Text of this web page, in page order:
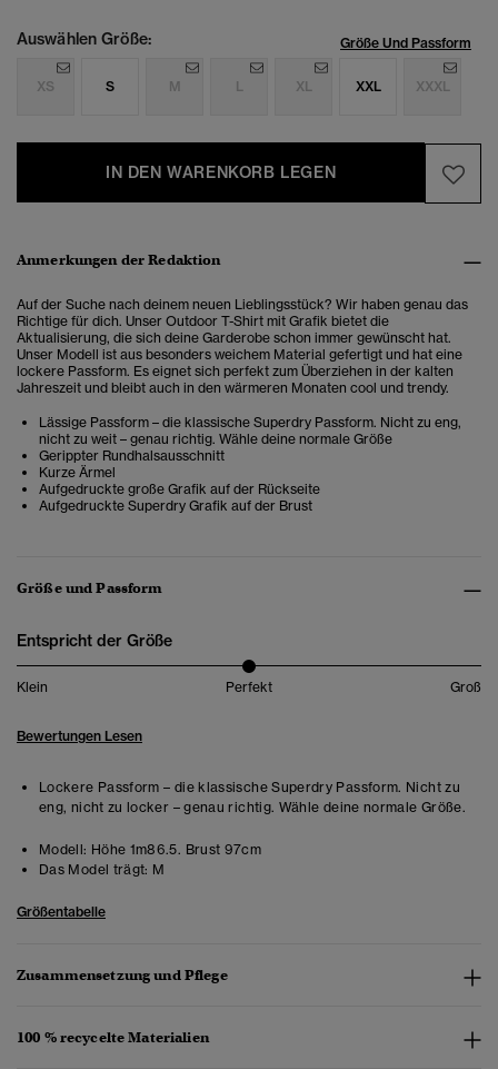
Auswählen Größe: Größe Und Passform
XS S M L XL XXL XXXL
IN DEN WARENKORB LEGEN
Anmerkungen der Redaktion
Auf der Suche nach deinem neuen Lieblingsstück? Wir haben genau das
Richtige für dich. Unser Outdoor T-Shirt mit Grafik bietet die
Aktualisierung, die sich deine Garderobe schon immer gewünscht hat.
Unser Modell ist aus besonders weichem Material gefertigt und hat eine
lockere Passform. Es eignet sich perfekt zum Überziehen in der kalten
Jahreszeit und bleibt auch in den wärmeren Monaten cool und trendy.
Lässige Passform – die klassische Superdry Passform. Nicht zu eng,
nicht zu weit – genau richtig. Wähle deine normale Größe
Gerippter Rundhalsausschnitt
Kurze Ärmel
Aufgedruckte große Grafik auf der Rückseite
Aufgedruckte Superdry Grafik auf der Brust
Größe und Passform
Entspricht der Größe
Klein Perfekt Groß
Bewertungen Lesen
Lockere Passform – die klassische Superdry Passform. Nicht zu
eng, nicht zu locker – genau richtig. Wähle deine normale Größe.
Modell: Höhe 1m86.5. Brust 97cm
Das Model trägt: M
Größentabelle
Zusammensetzung und Pflege
100 % recycelte Materialien